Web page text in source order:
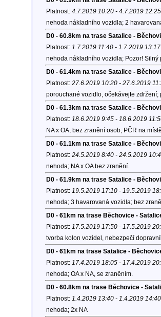
Platnost: 4.7.2019 10:20 - 4.7.2019 12:25
nehoda nákladního vozidla; 2
D0 - 60.8km na trase Satalice -
Platnost: 1.7.2019 11:40 - 1.7.2019 13:17
nehoda nákladního vozidla; Pozor! Silný
D0 - 61.4km na trase Satalice -
Platnost: 27.6.2019 10:20 - 27.6.2019
porouchané vozidlo, očekávejte
D0 - 61.3km na trase Satalice -
Platnost: 18.6.2019 9:45 - 18.6.2019
NA x OA, bez zranění osob, PČR na
D0 - 61.1km na trase Satalice -
Platnost: 24.5.2019 8:40 - 24.5.2019
nehoda; NA x OA bez zranění.
D0 - 61.9km na trase Satalice -
Platnost: 19.5.2019 17:10 - 19.5.2019
nehoda; 3 havarovaná vozidla; bez
D0 - 61km na trase Běchovice -
Platnost: 17.5.2019 17:50 - 17.5.2019
tvorba kolon vozidel, nebezpečí
D0 - 61km na trase Satalice -
Platnost: 17.4.2019 18:05 - 17.4.2019
nehoda; OA x NA, se zraněním.
D0 - 60.8km na trase Běchovice -
Platnost: 1.4.2019 13:40 - 1.4.2019 14:40
nehoda; 2x NA